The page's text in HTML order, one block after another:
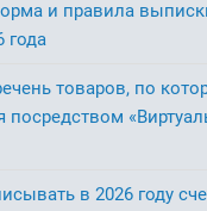
и правила
года
товаров, по
в 2026 году